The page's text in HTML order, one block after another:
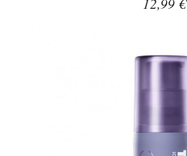
12,99 €